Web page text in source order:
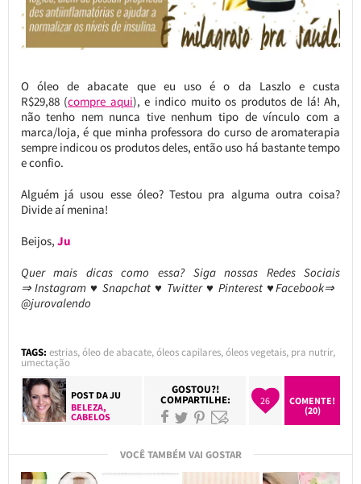
O óleo de abacate que eu uso é o da Laszlo e custa
R$29,88 (compre aqui), e indico muito os produtos de lá! Ah,
não tenho nem nunca tive nenhum tipo de vínculo com a
marca/loja, é que minha professora do curso de aromaterapia
sempre indicou os produtos deles, então uso há bastante tempo
e confio.
Alguém já usou esse óleo? Testou pra alguma outra coisa?
Divide aí menina!
Beijos, Ju
Quer mais dicas como essa? Siga nossas Redes Sociais
⇒ Instagram ♥ Snapchat ♥ Twitter ♥ Pinterest ♥Facebook⇒
@jurovalendo
TAGS: estrias,óleo de abacate,óleos capilares,óleos vegetais, pra nutrir,
umectação
POST DAJU
BELEZA,
CABELOS
GOSTOU?!
COMPARTILHE: 26
COMENTE!
(20)
VOCÊ TAMBÉM VAI GOSTAR